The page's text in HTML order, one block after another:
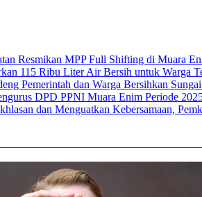
Resmikan MPP Full Shifting di Muara
115 Ribu Liter Air Bersih untuk Warga
Pemerintah dan Warga Bersihkan
DPD PPNI Muara Enim Periode
dan Menguatkan Kebersamaan,